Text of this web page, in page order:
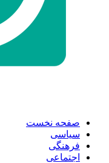
صفحه نخست
سیاسی
فرهنگی
اجتماعی